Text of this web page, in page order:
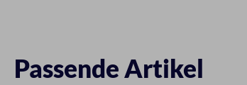
Passende Artikel